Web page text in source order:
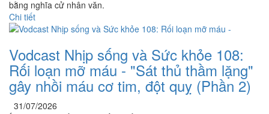
bằng nghĩa cử nhân văn.
Chi tiết
Vodcast Nhịp sống và Sức khỏe 108:
Rối loạn mỡ máu - "Sát thủ thầm lặng"
gây nhồi máu cơ tim, đột quỵ (Phần 2)
31/07/2026